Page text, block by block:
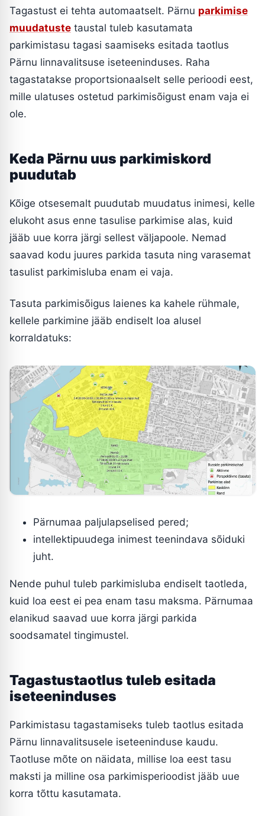
Tagastust ei tehta automaatselt. Pärnu parkimise
muudatuste taustal tuleb kasutamata
parkimistasu tagasi saamiseks esitada taotlus
Pärnu linnavalitsuse iseteeninduses. Raha
tagastatakse proportsionaalselt selle perioodi eest,
mille ulatuses ostetud parkimisõigust enam vaja ei
ole.
Keda Pärnu uus parkimiskord
puudutab
Kõige otsesemalt puudutab muudatus inimesi, kelle
elukoht asus enne tasulise parkimise alas, kuid
jääb uue korra järgi sellest väljapoole. Nemad
saavad kodu juures parkida tasuta ning varasemat
tasulist parkimisluba enam ei vaja.
Tasuta parkimisõigus laienes ka kahele rühmale,
kellele parkimine jääb endiselt loa alusel
korraldatuks:
Pärnumaa paljulapselised pered;
intellektipuudega inimest teenindava sõiduki
juht.
Nende puhul tuleb parkimisluba endiselt taotleda,
kuid loa eest ei pea enam tasu maksma. Pärnumaa
elanikud saavad uue korra järgi parkida
soodsamatel tingimustel.
Tagastustaotlus tuleb esitada
iseteeninduses
Parkimistasu tagastamiseks tuleb taotlus esitada
Pärnu linnavalitsusele iseteeninduse kaudu.
Taotluse mõte on näidata, millise loa eest tasu
maksti ja milline osa parkimisperioodist jääb uue
korra tõttu kasutamata.